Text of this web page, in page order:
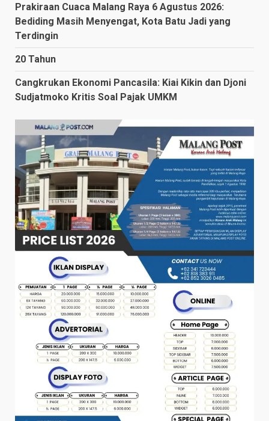
Prakiraan Cuaca Malang Raya 6 Agustus 2026:
Bediding Masih Menyengat, Kota Batu Jadi yang
Terdingin
20 Tahun
Cangkrukan Ekonomi Pancasila: Kiai Kikin dan Djoni
Sudjatmoko Kritis Soal Pajak UMKM